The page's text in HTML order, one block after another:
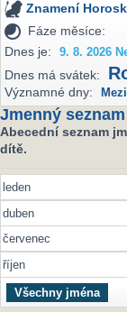
Znamení
Fáze měsíce:
Dnes je:
9. 8. 2026
Dnes má svátek:
Významné dny:
Jmenný
Abecední seznam
dítě.
leden
duben
červenec
říjen
Všechny jména